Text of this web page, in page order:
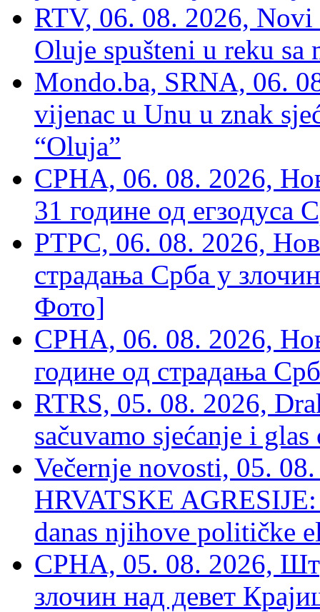
RTV, 06. 08. 2026, Novi
Oluje spušteni u reku sa
Mondo.ba, SRNA, 06.
vijenac u Unu u znak
“Oluja”
СРНА, 06. 08. 2026,
31 године од егзодуса
РТРС, 06. 08. 2026,
страдања Срба у
Фото]
СРНА, 06. 08. 2026,
године од страдања
RTRS, 05. 08. 2026,
sačuvamo sjećanje i
Večernje novosti, 05.
HRVATSKE
danas njihove političke
СРНА, 05. 08. 2026,
злочин над девет